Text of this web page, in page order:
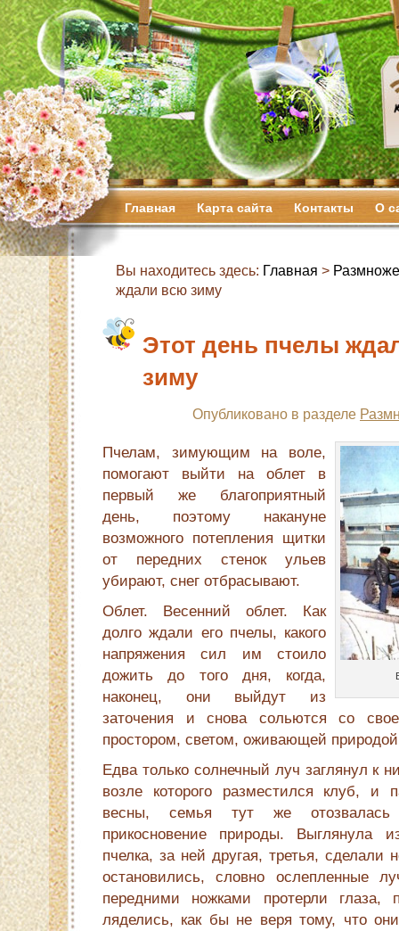
Главная Карта сайта Контакты О
Вы находитесь здесь: Главная >
ждали всю зиму
Этот день пчелы
зиму
Опубликовано в разделе
Пчелам, зимующим на воле,
помогают выйти на облет в
первый же благоприят­ный
день, поэтому накануне
возможного потепления щитки
от передних стенок ульев
убирают, снег отбрасывают.
Облет. Весенний облет. Как
долго ждали его пчелы, какого
напряжения сил им стоило
дожить до того дня, когда,
наконец, они выйдут из
заточения и снова сольются со
простором, светом, оживающей
Едва только солнечный луч заглянул к
возле которого разместился клуб, и
весны, семья тут же
прикосновение природы. Выглянула
пчелка, за ней другая, третья, сделали
остановились, словно ослепленные
передними ножками протерли глаза,
ляделись, как бы не веря тому, что